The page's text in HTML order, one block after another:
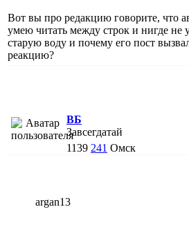
Вот вы про редакцию говорите, что
умею читать между строк и нигде не
старую воду и почему его пост
реакцию?
ВБ
Завсегдатай
1139 241 Омск
argan13